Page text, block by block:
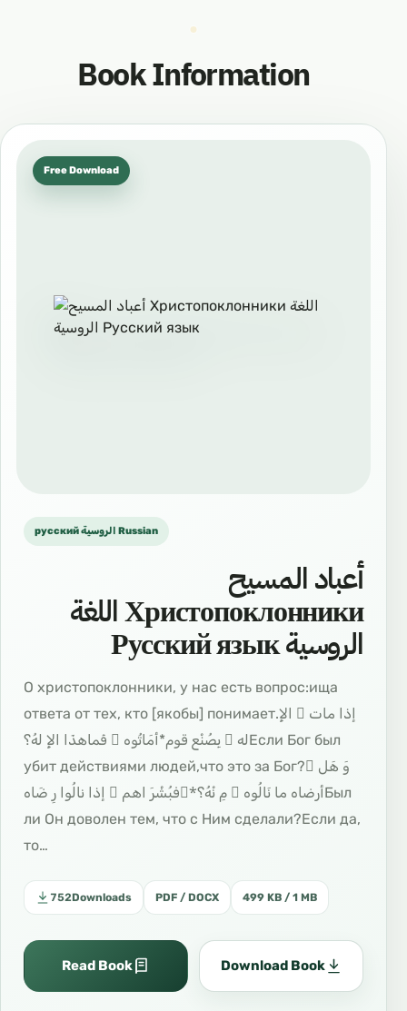
Book Information
Free Download
русский الروسية Russian
أعباد المسيح
Христопоклонники اللغة
الروسية Русский язык
О христопоклонники, у нас есть вопрос:ища
ответа от тех, кто [якобы] понимает.إذا مات َ الإِ
له ُ بِصُنْع قوم*أمَاتُوه ُ فَماهذَا الإِ لهُ؟Если Бог был
убит действиями людей,что это за Бог?وَ هَل ْ
أرضاه ما نَالُوه ُ مِ نْهُ؟*ُفبُشْرَ اهم ْ إذا نالُوا رِ ضَاهБыл
ли Он доволен тем, что с Ним сделали?Если да,
то…
752Downloads PDF / DOCX 499 KB / 1 MB
Read Book Download Book